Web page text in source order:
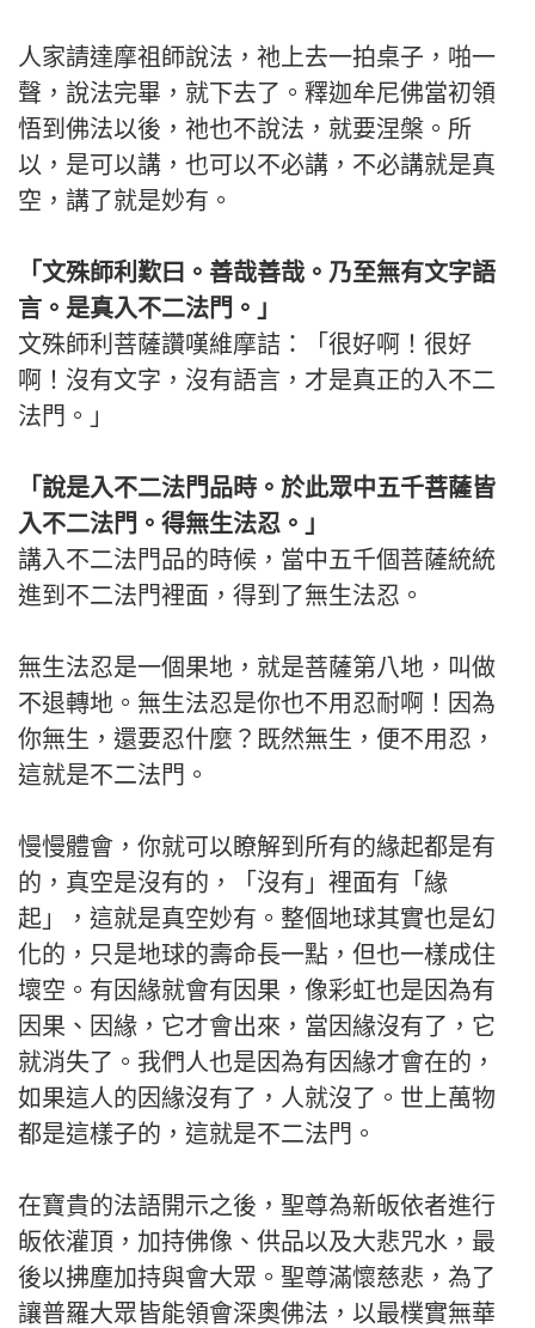
人家請達摩祖師說法，祂上去一拍桌子，啪一
聲，說法完畢，就下去了。釋迦牟尼佛當初領
悟到佛法以後，祂也不說法，就要涅槃。所
以，是可以講，也可以不必講，不必講就是真
空，講了就是妙有。
「文殊師利歎曰。善哉善哉。乃至無有文字語
言。是真入不二法門。」
文殊師利菩薩讚嘆維摩詰：「很好啊！很好
啊！沒有文字，沒有語言，才是真正的入不二
法門。」
「說是入不二法門品時。於此眾中五千菩薩皆
入不二法門。得無生法忍。」
講入不二法門品的時候，當中五千個菩薩統統
進到不二法門裡面，得到了無生法忍。
無生法忍是一個果地，就是菩薩第八地，叫做
不退轉地。無生法忍是你也不用忍耐啊！因為
你無生，還要忍什麼？既然無生，便不用忍，
這就是不二法門。
慢慢體會，你就可以瞭解到所有的緣起都是有
的，真空是沒有的，「沒有」裡面有「緣
起」，這就是真空妙有。整個地球其實也是幻
化的，只是地球的壽命長一點，但也一樣成住
壞空。有因緣就會有因果，像彩虹也是因為有
因果、因緣，它才會出來，當因緣沒有了，它
就消失了。我們人也是因為有因緣才會在的，
如果這人的因緣沒有了，人就沒了。世上萬物
都是這樣子的，這就是不二法門。
在寶貴的法語開示之後，聖尊為新皈依者進行
皈依灌頂，加持佛像、供品以及大悲咒水，最
後以拂塵加持與會大眾。聖尊滿懷慈悲，為了
讓普羅大眾皆能領會深奧佛法，以最樸實無華